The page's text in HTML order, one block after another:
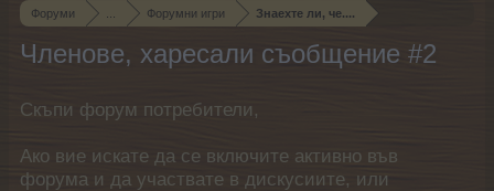
Форуми Форумни игри Знаехте ли, че....
Членове, харесали съобщение #2
Скъпи форум потребители,
Ако вие искате да се включите активно във
форума и да участвате в дискусиите, или